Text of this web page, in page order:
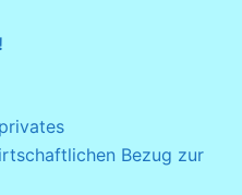
Bezug zur